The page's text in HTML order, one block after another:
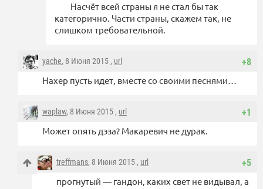
Насчёт всей страны я не стал бы так
категорично. Части страны, скажем так, не
слишком требовательной.
+8
yache, 8 Июня 2015 , url
Нахер пусть идет, вместе со своими песнями…
+1
waplaw, 8 Июня 2015 , url
Может опять дэза? Макаревич не дурак.
+5
treffmans, 8 Июня 2015 , url
прогнутый — гaндoн, каких свет не видывал, а